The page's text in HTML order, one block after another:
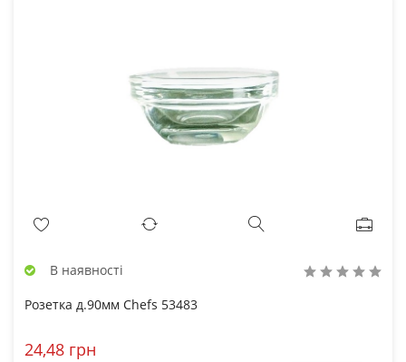
В наявності
Розетка д.90мм Chefs 53483
24,48 грн